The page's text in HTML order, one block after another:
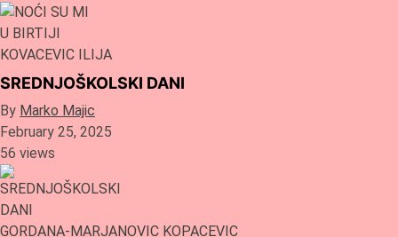
KOVACEVIC ILIJA
SREDNJOŠKOLSKI DANI
By Marko Majic
February 25, 2025
56 views
GORDANA-MARJANOVIC KOPACEVIC